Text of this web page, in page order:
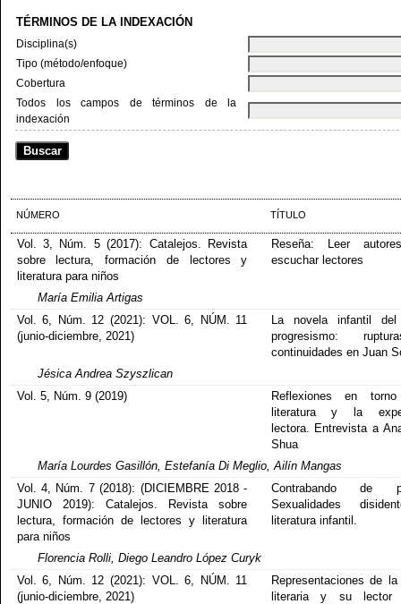
TÉRMINOS DE LA INDEXACIÓN
Disciplina(s)
Tipo (método/enfoque)
Cobertura
Todos los campos de términos de la
indexación
NÚMERO TÍTULO
Vol. 3, Núm. 5 (2017): Catalejos. Revista
sobre lectura, formación de lectores y
literatura para niños
Reseña: Leer
escuchar lectores
María Emilia Artigas
Vol. 6, Núm. 12 (2021): VOL. 6, NÚM. 11
(junio-diciembre, 2021)
La novela infantil
progresismo:
continuidades en Juan
Jésica Andrea Szyszlican
Vol. 5, Núm. 9 (2019)
Reflexiones en
literatura y la
lectora. Entrevista a
Shua
María Lourdes Gasillón, Estefanía Di Meglio, Ailín Mangas
Vol. 4, Núm. 7 (2018): (DICIEMBRE 2018 -
JUNIO 2019): Catalejos. Revista sobre
lectura, formación de lectores y literatura
para niños
Contrabando de
Sexualidades
literatura infantil.
Florencia Rolli, Diego Leandro López Curyk
Vol. 6, Núm. 12 (2021): VOL. 6, NÚM. 11
(junio-diciembre, 2021)
Representaciones de
literaria y su